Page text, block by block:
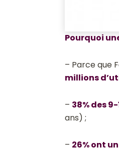
Pourquoi
– Parce que
millions
– 38% des
ans) ;
– 26% ont